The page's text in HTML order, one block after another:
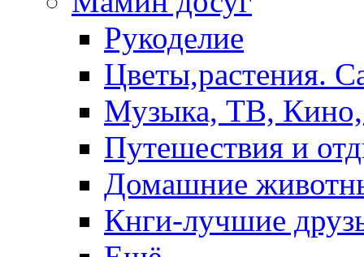
Рукоделие
Цветы,растения.
Музыка, ТВ,
Путешествия и
Домашние
Кнги-лучшие